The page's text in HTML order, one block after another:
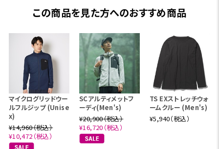
この商品を見た方へのおすすめ商品
マイクログリッドウー
ルフルジップ (Unise
x)
¥14,960（税込）
¥10,472（税込）
SCアルティメットフ
ーディ(Men's)
¥20,900（税込）
¥16,720（税込）
TS EXストレッチウォ
ームクルー (Men's)
¥5,940（税込）